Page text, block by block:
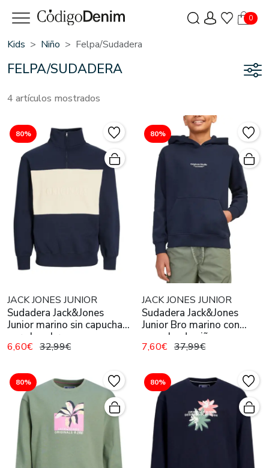
0
Kids Niño Felpa/sudadera
FELPA/SUDADERA
4 artículos mostrados
80%
JACK JONES JUNIOR
Sudadera Jack&Jones
Junior marino sin capucha
para hombre
6,60€ 32,99€
80%
JACK JONES JUNIOR
Sudadera Jack&Jones
Junior Bro marino con
capucha de niño
7,60€ 37,99€
80% 80%